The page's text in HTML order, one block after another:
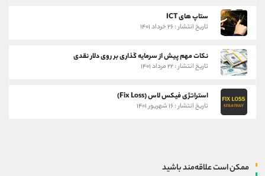
ستاپ های ICT
تاریخ انتشار : ۲۶ خرداد ۱۴۰۱
نکات مهم پیش از سرمایه گذاری بر روی دلار نقدی
تاریخ انتشار : ۲۲ مرداد ۱۴۰۱
استراتژی فیکس لاس (Fix Loss)
تاریخ انتشار : ۱۶ شهریور ۱۴۰۱
ممکن است علاقه‌مند باشید